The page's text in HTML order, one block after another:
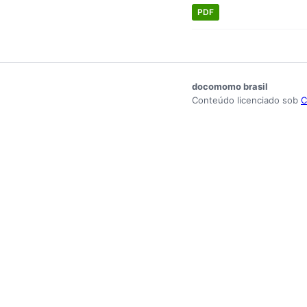
PDF
docomomo brasil
Conteúdo licenciado sob